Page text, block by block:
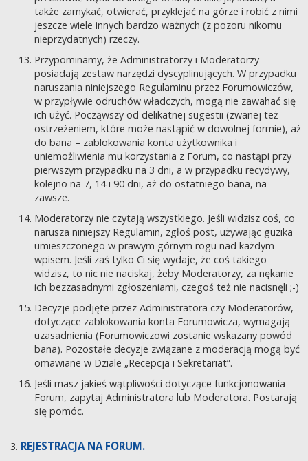
także zamykać, otwierać, przyklejać na górze i robić z nimi
jeszcze wiele innych bardzo ważnych (z pozoru nikomu
nieprzydatnych) rzeczy.
Przypominamy, że Administratorzy i Moderatorzy
posiadają zestaw narzędzi dyscyplinujących. W przypadku
naruszania niniejszego Regulaminu przez Forumowiczów,
w przypływie odruchów władczych, mogą nie zawahać się
ich użyć. Począwszy od delikatnej sugestii (zwanej też
ostrzeżeniem, które może nastąpić w dowolnej formie), aż
do bana – zablokowania konta użytkownika i
uniemożliwienia mu korzystania z Forum, co nastąpi przy
pierwszym przypadku na 3 dni, a w przypadku recydywy,
kolejno na 7, 14 i 90 dni, aż do ostatniego bana, na
zawsze.
Moderatorzy nie czytają wszystkiego. Jeśli widzisz coś, co
narusza niniejszy Regulamin, zgłoś post, używając guzika
umieszczonego w prawym górnym rogu nad każdym
wpisem. Jeśli zaś tylko Ci się wydaje, że coś takiego
widzisz, to nic nie naciskaj, żeby Moderatorzy, za nękanie
ich bezzasadnymi zgłoszeniami, czegoś też nie nacisnęli ;-)
Decyzje podjęte przez Administratora czy Moderatorów,
dotyczące zablokowania konta Forumowicza, wymagają
uzasadnienia (Forumowiczowi zostanie wskazany powód
bana). Pozostałe decyzje związane z moderacją mogą być
omawiane w Dziale „Recepcja i Sekretariat”.
Jeśli masz jakieś wątpliwości dotyczące funkcjonowania
Forum, zapytaj Administratora lub Moderatora. Postarają
się pomóc.
REJESTRACJA NA FORUM.